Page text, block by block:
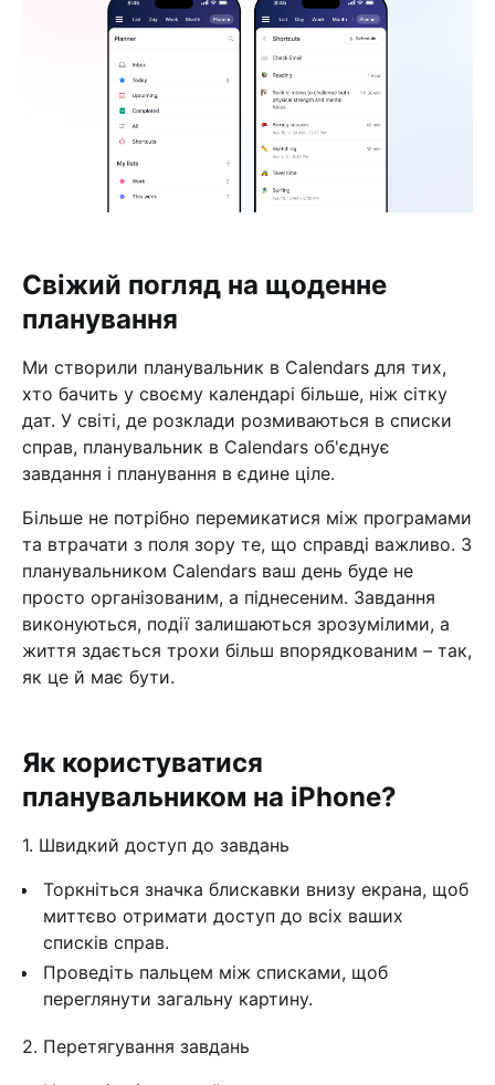
Свіжий погляд на щоденне
планування
Ми створили планувальник в Calendars для тих,
хто бачить у своєму календарі більше, ніж сітку
дат. У світі, де розклади розмиваються в списки
справ, планувальник в Calendars об'єднує
завдання і планування в єдине ціле.
Більше не потрібно перемикатися між програмами
та втрачати з поля зору те, що справді важливо. З
планувальником Calendars ваш день буде не
просто організованим, а піднесеним. Завдання
виконуються, події залишаються зрозумілими, а
життя здається трохи більш впорядкованим – так,
як це й має бути.
Як користуватися
планувальником на iPhone?
1. Швидкий доступ до завдань
Торкніться значка блискавки внизу екрана, щоб
миттєво отримати доступ до всіх ваших
списків справ.
Проведіть пальцем між списками, щоб
переглянути загальну картину.
2. Перетягування завдань